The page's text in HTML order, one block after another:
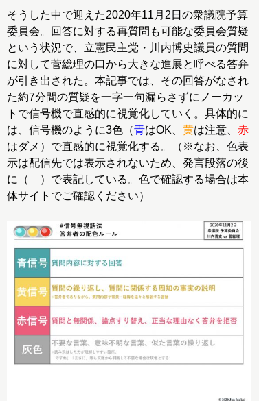
そうした中で迎えた2020年11月2日の衆議院予算
委員会。回答に対する再質問も可能な委員会質疑
という状況で、立憲民主党・川内博史議員の質問
に対して菅総理の口から大きな進展と呼べる答弁
が引き出された。本記事では、その回答がなされ
た約7分間の質疑を一字一句漏らさずにノーカッ
トで信号機で直感的に視覚化していく。具体的に
は、信号機のように3色（青はOK、 黄は注意、 赤
はダメ）で直感的に視覚化する。（※なお、色表
示は配信先では表示されないため、発言段落の後
に（ ）で表記している。色で確認する場合は本
体サイトでご確認ください）